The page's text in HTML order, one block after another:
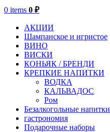
0 items 0 ₽
АКЦИИ
Шампанское и игристое
ВИНО
ВИСКИ
КОНЬЯК / БРЕНДИ
КРЕПКИЕ НАПИТКИ
ВОДКА
КАЛЬВАДОС
Ром
Безалкогольные напитки
гастрономия
Подарочные наборы